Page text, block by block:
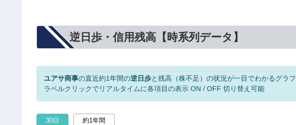
逆日歩・信用残高【時系列データ】
ユアサ商事の直近約1年間の逆日歩と残高（株不足）の状況が一目でわかるグラフ
ラベルクリックでリアルタイムに各項目の表示 ON / OFF 切り替え可能
30日 約1年間